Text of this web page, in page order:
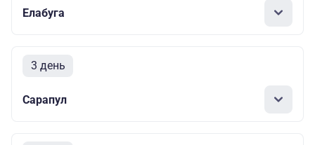
Елабуга
3 день
Сарапул